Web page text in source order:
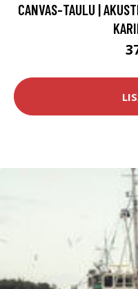
CANVAS-TAULU |